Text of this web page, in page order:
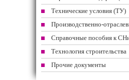
Технические условия (ТУ)
Производственно-
Справочные пособия к
Технология строительства
Прочие документы